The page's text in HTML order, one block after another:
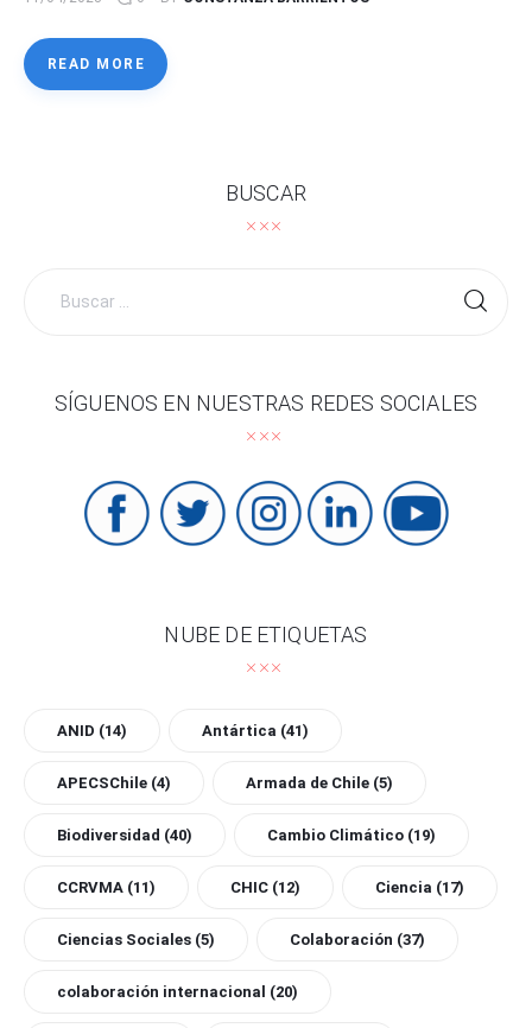
READ MORE
BUSCAR
SÍGUENOS EN NUESTRAS REDES SOCIALES
NUBE DE ETIQUETAS
ANID (14) Antártica (41)
APECSChile (4) Armada de Chile (5)
Biodiversidad (40) Cambio Climático (19)
CCRVMA (11) CHIC (12) Ciencia (17)
Ciencias Sociales (5) Colaboración (37)
colaboración internacional (20)